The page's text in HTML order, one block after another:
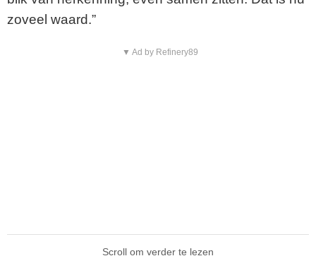
zoveel waard.”
▼ Ad by Refinery89
Scroll om verder te lezen